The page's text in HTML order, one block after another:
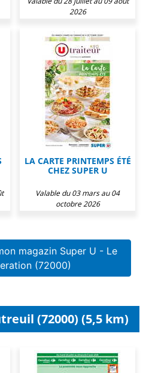
2026
LA CARTE PRINTEMPS ÉTÉ
CHEZ SUPER U
Valable du 03 mars au 04
octobre 2026
magazin Super U - Le
(72000)
(72000) (5,5 km)